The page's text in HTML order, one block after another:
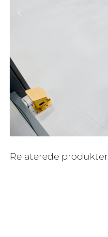
Forrige
Relaterede produkter